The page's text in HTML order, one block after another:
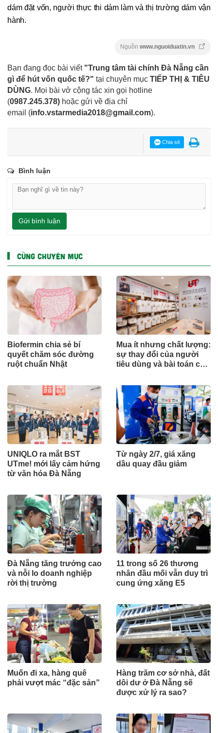
dám đặt vốn, người thực thi dám làm và thị trường dám vận
hành.
Nguồn www.nguoiduatin.vn
Bạn đang đọc bài viết "Trung tâm tài chính Đà Nẵng cần
gì để hút vốn quốc tế?" tại chuyên mục TIẾP THỊ & TIÊU
DÙNG. Mọi bài vở cộng tác xin gọi hotline
(0987.245.378) hoặc gửi về địa chỉ
email (info.vstarmedia2018@gmail.com).
Chia sẻ
Bình luận
Gửi bình luận
CÙNG CHUYÊN MỤC
Biofermin chia sẻ bí
quyết chăm sóc đường
ruột chuẩn Nhật
Mua ít nhưng chất lượng:
sự thay đổi của người
tiêu dùng và bài toán cho
UNIQLO ra mắt BST
UTme! mới lấy cảm hứng
từ văn hóa Đà Nẵng
Từ ngày 2/7, giá xăng
dầu quay đầu giảm
Đà Nẵng tăng trưởng cao
và nỗi lo doanh nghiệp
rời thị trường
11 trong số 26 thương
nhân đầu mối vẫn duy trì
cung ứng xăng E5
Muốn đi xa, hàng quê
phải vượt mác “đặc sản”
Hàng trăm cơ sở nhà, đất
dôi dư ở Đà Nẵng sẽ
được xử lý ra sao?